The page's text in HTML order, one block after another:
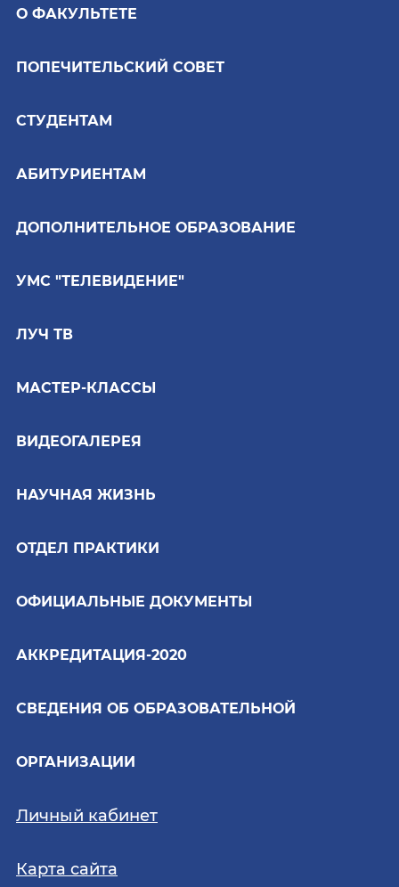
О ФАКУЛЬТЕТЕ
ПОПЕЧИТЕЛЬСКИЙ СОВЕТ
СТУДЕНТАМ
АБИТУРИЕНТАМ
ДОПОЛНИТЕЛЬНОЕ ОБРАЗОВАНИЕ
УМС "ТЕЛЕВИДЕНИЕ"
ЛУЧ ТВ
МАСТЕР-КЛАССЫ
ВИДЕОГАЛЕРЕЯ
НАУЧНАЯ ЖИЗНЬ
ОТДЕЛ ПРАКТИКИ
ОФИЦИАЛЬНЫЕ ДОКУМЕНТЫ
АККРЕДИТАЦИЯ-2020
СВЕДЕНИЯ ОБ ОБРАЗОВАТЕЛЬНОЙ
ОРГАНИЗАЦИИ
Личный кабинет
Карта сайта